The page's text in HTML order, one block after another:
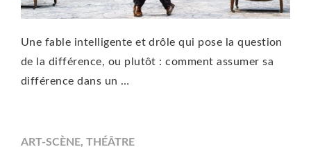
Une fable intelligente et drôle qui pose la question
de la différence, ou plutôt : comment assumer sa
différence dans un …
ART-SCÈNE, THÉÂTRE